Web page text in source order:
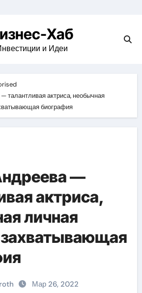
Хаб
и Идеи
талантливая актриса, необычная
биография
—
актриса,
личная
Мар 26, 2022